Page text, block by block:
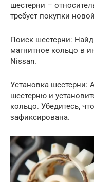
шестерни –
требует покупки
Поиск шестерни:
магнитное кольцо в
Nissan.
Установка шестерни:
шестерню и
кольцо. Убедитесь,
зафиксирована.